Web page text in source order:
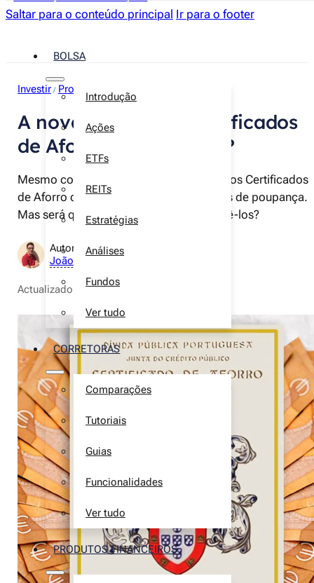
Saltar para o conteúdo principal Ir para o footer
BOLSA
Introdução
Ações
ETFs
REITs
Estratégias
Análises
Fundos
Ver tudo
CORRETORAS
Comparações
Tutoriais
Guias
Funcionalidades
Ver tudo
PRODUTOS FINANCEIROS
Investir / Produtos financeiros
A nova Série F de Certificados
de Aforro. O que muda?
Mesmo com as alterações introduzidas, os Certificados
de Aforro continuam no topo das opções de poupança.
Mas será que ainda compensa subscrevê-los?
Autor:
João Neves
Actualizado a 10 de dezembro de 2025